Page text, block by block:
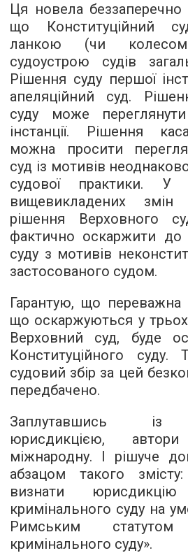
Ця новела беззаперечно
що Конституційний
ланкою (чи
судоустрою судів
Рішення суду першої
апеляційний суд.
суду може
інстанції. Рішення
можна просити
суд із мотивів
судової практики. У
вищевикладених змін
рішення Верховного
фактично оскаржити до
суду з мотивів
застосованого судом.
Гарантую, що переважна
що оскаржуються у
Верховний суд, буде
Конституційного
судовий збір за цей
передбачено.
Заплутавшись із
юрисдикцією,
міжнародну. І рішуче
абзацом такого
визнати юрисдикцію
кримінального суду на
Римським статутом
кримінального суду».